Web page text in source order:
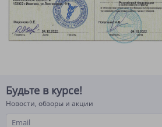
Будьте в курсе!
Новости, обзоры и акции